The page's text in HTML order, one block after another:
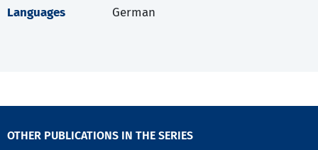
Languages
German
OTHER PUBLICATIONS IN THE SERIES